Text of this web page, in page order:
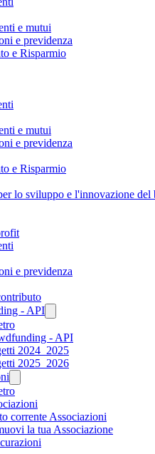
e mutui
e previdenza
e Risparmio
e mutui
e previdenza
e Risparmio
lo sviluppo e l'innovazione del
e previdenza
- API
- API
2024_2025
2025_2026
corrente Associazioni
la tua Associazione